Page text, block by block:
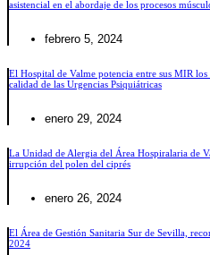
asistencial en el abordaje de los procesos
febrero 5, 2024
El Hospital de Valme potencia entre sus MIR
calidad de las Urgencias Psiquiátricas
enero 29, 2024
La Unidad de Alergia del Área Hospiralaria de
irrupción del polen del ciprés
enero 26, 2024
El Área de Gestión Sanitaria Sur de Sevilla,
2024